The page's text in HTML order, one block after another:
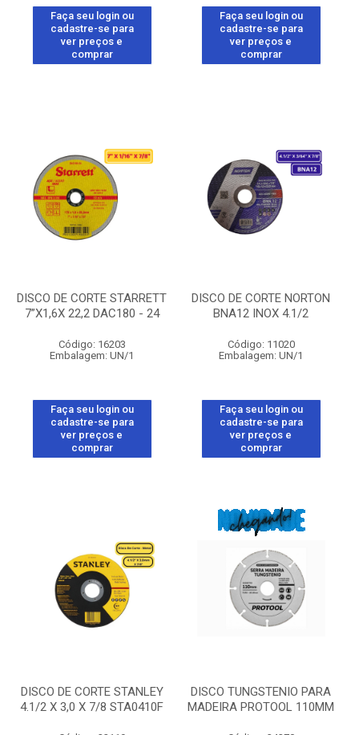
Faça seu login ou
cadastre-se para
ver preços e
comprar
Faça seu login ou
cadastre-se para
ver preços e
comprar
DISCO DE CORTE STARRETT
7”X1,6X 22,2 DAC180 - 24
Código: 16203
Embalagem: UN/1
Faça seu login ou
cadastre-se para
ver preços e
comprar
DISCO DE CORTE NORTON
BNA12 INOX 4.1/2
Código: 11020
Embalagem: UN/1
Faça seu login ou
cadastre-se para
ver preços e
comprar
DISCO DE CORTE STANLEY
4.1/2 X 3,0 X 7/8 STA0410F
DISCO TUNGSTENIO PARA
MADEIRA PROTOOL 110MM